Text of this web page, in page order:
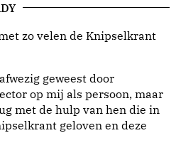
zo velen de Knipselkrant
geweest door
op mij als persoon, maar
met de hulp van hen die in
geloven en deze